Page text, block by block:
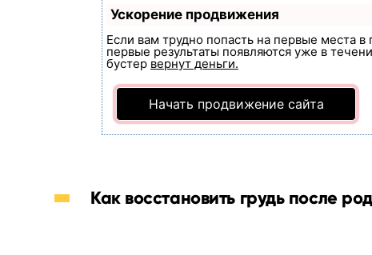
Ускорение продвижения
Если вам трудно попасть на первые места
первые результаты появляются уже в
бустер вернут деньги.
Начать продвижение сайта
Как восстановить грудь после